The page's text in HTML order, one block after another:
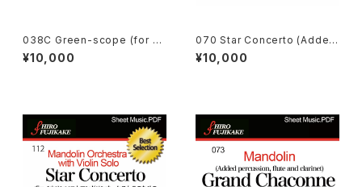
038C Green-scope (for sh
ort version) 山河緑照【コンク
ール用·短縮版】
¥10,000
070 Star Concerto (Added
percussion, flute and clari
net ) 星空のコンチェルト（打楽
¥10,000